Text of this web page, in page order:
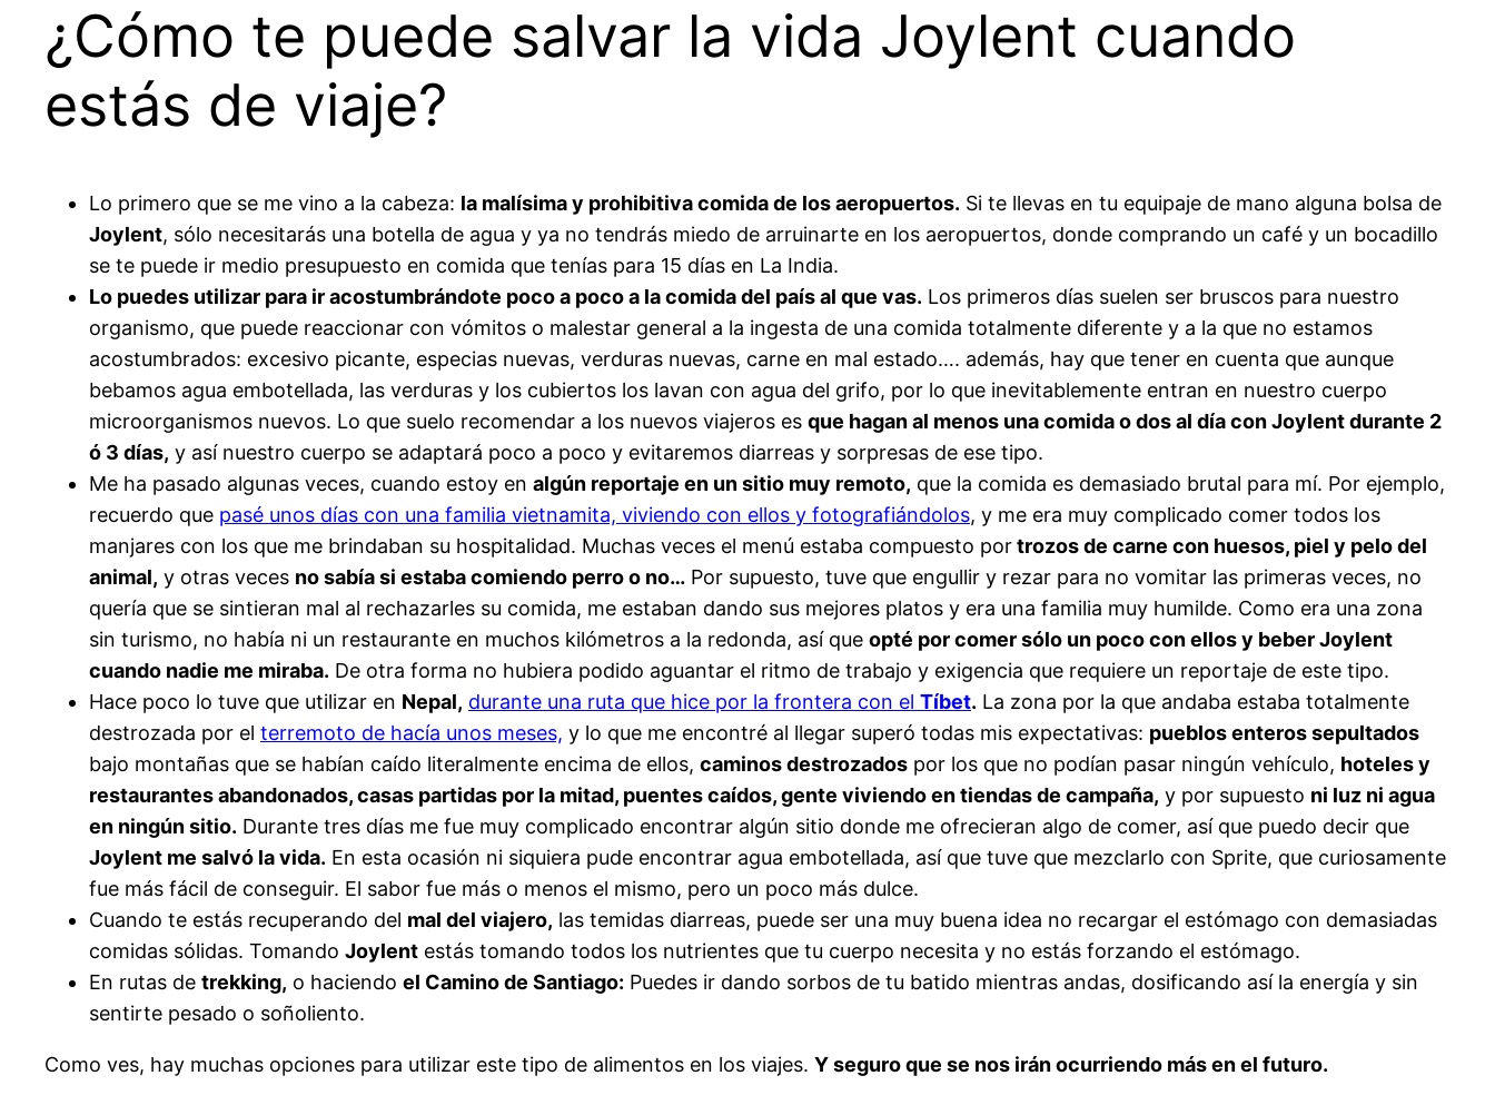
¿Cómo te puede salvar la vida Joylent cuando
estás de viaje?
Lo primero que se me vino a la cabeza: la malísima y prohibitiva comida de los aeropuertos. Si te llevas en tu equipaje de mano alguna bolsa de
Joylent, sólo necesitarás una botella de agua y ya no tendrás miedo de arruinarte en los aeropuertos, donde comprando un café y un bocadillo
se te puede ir medio presupuesto en comida que tenías para 15 días en La India.
Lo puedes utilizar para ir acostumbrándote poco a poco a la comida del país al que vas. Los primeros días suelen ser bruscos para nuestro
organismo, que puede reaccionar con vómitos o malestar general a la ingesta de una comida totalmente diferente y a la que no estamos
acostumbrados: excesivo picante, especias nuevas, verduras nuevas, carne en mal estado…. además, hay que tener en cuenta que aunque
bebamos agua embotellada, las verduras y los cubiertos los lavan con agua del grifo, por lo que inevitablemente entran en nuestro cuerpo
microorganismos nuevos. Lo que suelo recomendar a los nuevos viajeros es que hagan al menos una comida o dos al día con Joylent durante 2
ó 3 días, y así nuestro cuerpo se adaptará poco a poco y evitaremos diarreas y sorpresas de ese tipo.
Me ha pasado algunas veces, cuando estoy en algún reportaje en un sitio muy remoto, que la comida es demasiado brutal para mí. Por ejemplo,
recuerdo que pasé unos días con una familia vietnamita, viviendo con ellos y fotografiándolos, y me era muy complicado comer todos los
manjares con los que me brindaban su hospitalidad. Muchas veces el menú estaba compuesto portrozos de carne con huesos, piel y pelo del
animal, y otras veces no sabía si estaba comiendo perro o no… Por supuesto, tuve que engullir y rezar para no vomitar las primeras veces, no
quería que se sintieran mal al rechazarles su comida, me estaban dando sus mejores platos y era una familia muy humilde. Como era una zona
sin turismo, no había ni un restaurante en muchos kilómetros a la redonda, así que opté por comer sólo un poco con ellos y beber Joylent
cuando nadie me miraba. De otra forma no hubiera podido aguantar el ritmo de trabajo y exigencia que requiere un reportaje de este tipo.
Hace poco lo tuve que utilizar en Nepal, durante una ruta que hice por la frontera con el Tíbet. La zona por la que andaba estaba totalmente
destrozada por el terremoto de hacía unos meses, y lo que me encontré al llegar superó todas mis expectativas: pueblos enteros sepultados
bajo montañas que se habían caído literalmente encima de ellos, caminos destrozados por los que no podían pasar ningún vehículo, hoteles y
restaurantes abandonados, casas partidas por la mitad, puentes caídos, gente viviendo en tiendas de campaña, y por supuesto ni luz ni agua
en ningún sitio. Durante tres días me fue muy complicado encontrar algún sitio donde me ofrecieran algo de comer, así que puedo decir que
Joylent me salvó la vida. En esta ocasión ni siquiera pude encontrar agua embotellada, así que tuve que mezclarlo con Sprite, que curiosamente
fue más fácil de conseguir. El sabor fue más o menos el mismo, pero un poco más dulce.
Cuando te estás recuperando del mal del viajero, las temidas diarreas, puede ser una muy buena idea no recargar el estómago con demasiadas
comidas sólidas. Tomando Joylent estás tomando todos los nutrientes que tu cuerpo necesita y no estás forzando el estómago.
En rutas de trekking, o haciendo el Camino de Santiago: Puedes ir dando sorbos de tu batido mientras andas, dosificando así la energía y sin
sentirte pesado o soñoliento.
Como ves, hay muchas opciones para utilizar este tipo de alimentos en los viajes. Y seguro que se nos irán ocurriendo más en el futuro.